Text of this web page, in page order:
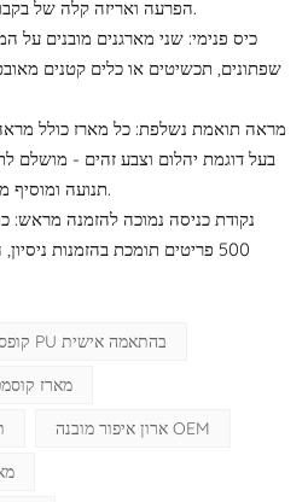
הפרעה ואריזה קלה של בקבוקים גבוהים יותר ופלטות.
כיס פנימי: שני מארגנים מובנים על
שפתונים, תכשיטים או כלים קטנים
מראה תואמת נשלפת: כל מארז כולל
תנועה ומוסיף מראה מיידי של סט מתנה.
נקודת כניסה נמוכה להזמנה מראש:
500 פריטים תומכת בהזמנות
קופסת איפור מעור PU בהתאמה אישית
מארז
ארון איפור מובנה OEM